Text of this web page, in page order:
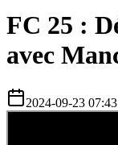
FC 25 :
avec
2024-09-23 07:43